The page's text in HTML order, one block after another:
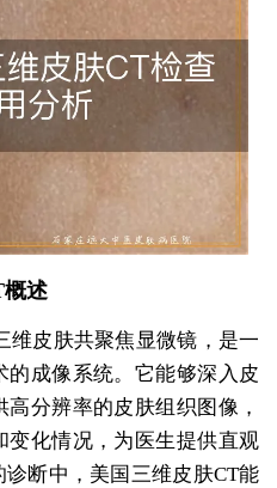
述
维皮肤共聚焦显微镜，是一
成像系统。它能够深入皮
分辨率的皮肤组织图像，
化情况，为医生提供直观
断中，美国三维皮肤CT能